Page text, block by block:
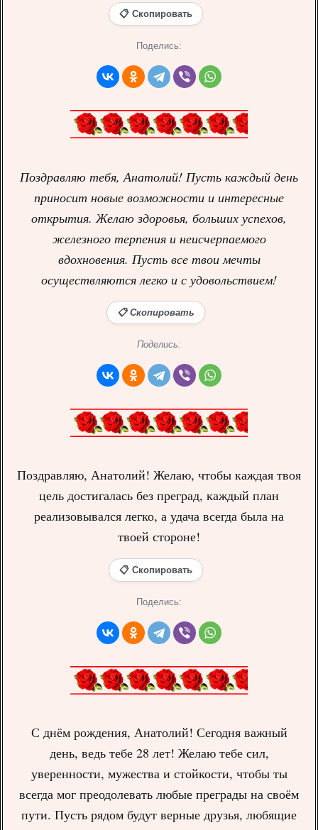
📋 Скопировать
Поделись:
Поздравляю тебя, Анатолий! Пусть каждый день
приносит новые возможности и интересные
открытия. Желаю здоровья, больших успехов,
железного терпения и неисчерпаемого
вдохновения. Пусть все твои мечты
осуществляются легко и с удовольствием!
📋 Скопировать
Поделись:
Поздравляю, Анатолий! Желаю, чтобы каждая твоя
цель достигалась без преград, каждый план
реализовывался легко, а удача всегда была на
твоей стороне!
📋 Скопировать
Поделись:
С днём рождения, Анатолий! Сегодня важный
день, ведь тебе 28 лет! Желаю тебе сил,
уверенности, мужества и стойкости, чтобы ты
всегда мог преодолевать любые преграды на своём
пути. Пусть рядом будут верные друзья, любящие